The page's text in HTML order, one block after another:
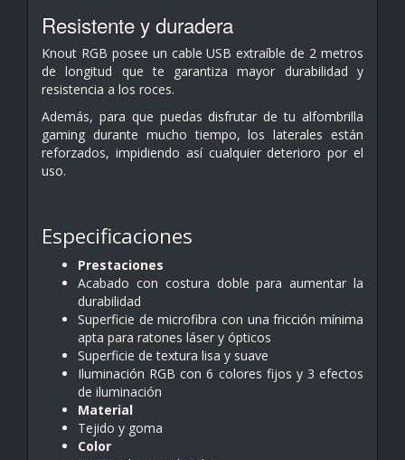
Resistente y duradera
Knout RGB posee un cable USB extraíble de 2 metros
de longitud que te garantiza mayor durabilidad y
resistencia a los roces.
Además, para que puedas disfrutar de tu alfombrilla
gaming durante mucho tiempo, los laterales están
reforzados, impidiendo así cualquier deterioro por el
uso.
Especificaciones
Prestaciones
Acabado con costura doble para aumentar la
durabilidad
Superficie de microfibra con una fricción mínima
apta para ratones láser y ópticos
Superficie de textura lisa y suave
Iluminación RGB con 6 colores fijos y 3 efectos
de iluminación
Material
Tejido y goma
Color